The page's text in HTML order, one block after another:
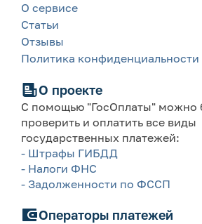
О сервисе
Статьи
Отзывы
Политика конфиденциальности
О проекте
С помощью "ГосОплаты" можно
проверить и оплатить все виды
государственных платежей:
- Штрафы ГИБДД
- Налоги ФНС
- Задолженности по ФССП
Операторы платежей